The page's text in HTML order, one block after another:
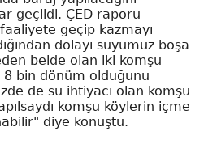
geçildi. ÇED raporu
geçip kazmayı
dolayı suyumuz boşa
belde olan iki komşu
bin dönüm olduğunu
de su ihtiyacı olan komşu
komşu köylerin içme
diye konuştu.